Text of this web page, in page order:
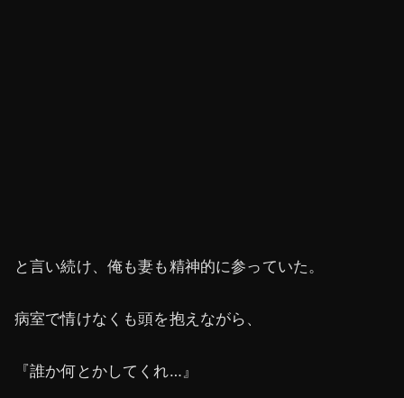
と言い続け、俺も妻も精神的に参っていた。
病室で情けなくも頭を抱えながら、
『誰か何とかしてくれ…』